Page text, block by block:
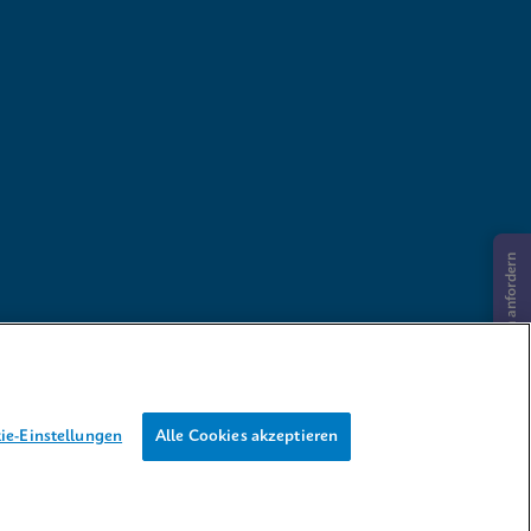
Informationen anfordern
Einstellungen Alle Cookies akzeptieren